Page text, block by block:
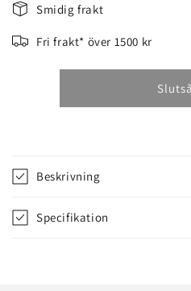
Smidig frakt
Fri frakt* över 1500 kr
Beskrivning
Specifikation